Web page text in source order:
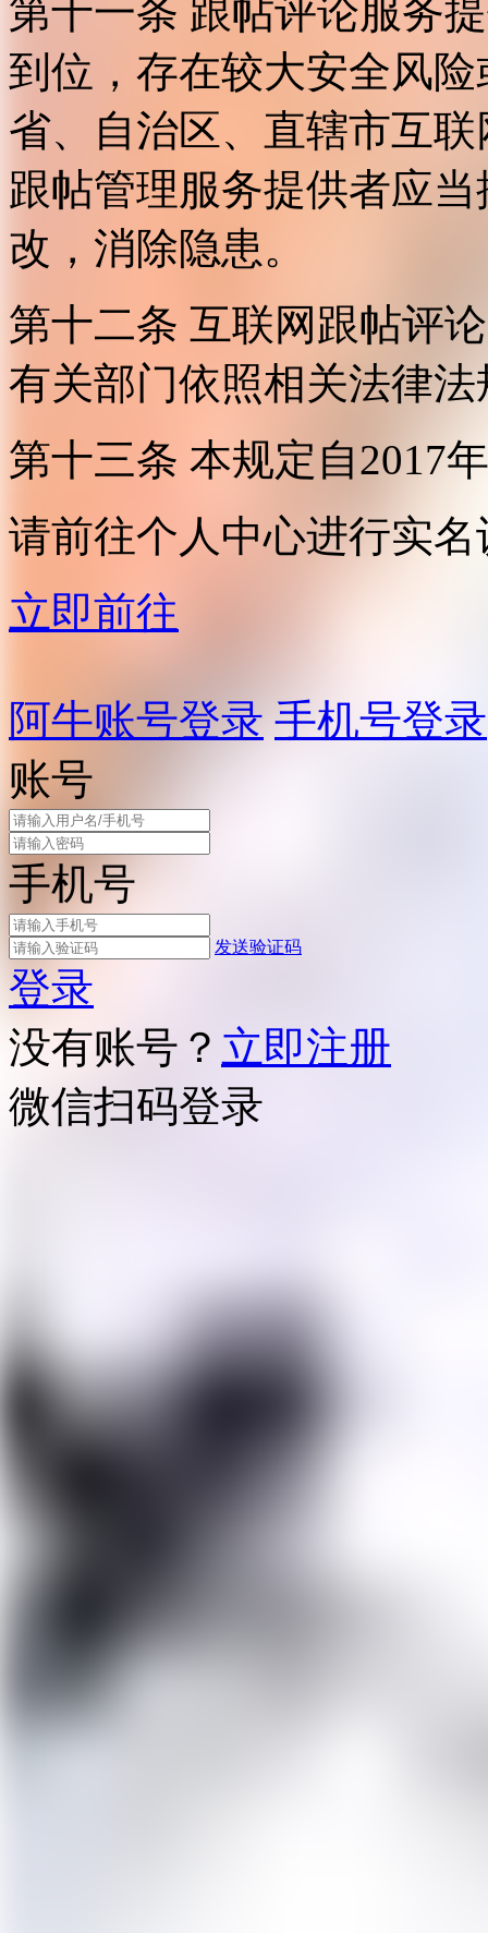
第十一条 跟帖评论服务
到位，存在较大安全风
省、自治区、直辖市互
跟帖管理服务提供者应
改，消除隐患。
第十二条 互联网跟帖评
有关部门依照相关法律
第十三条 本规定自2017
请前往个人中心进行实名
立即前往
阿牛账号登录 手机号登录
账号
手机号
发送验证码
登录
没有账号？ 立即注册
微信扫码登录